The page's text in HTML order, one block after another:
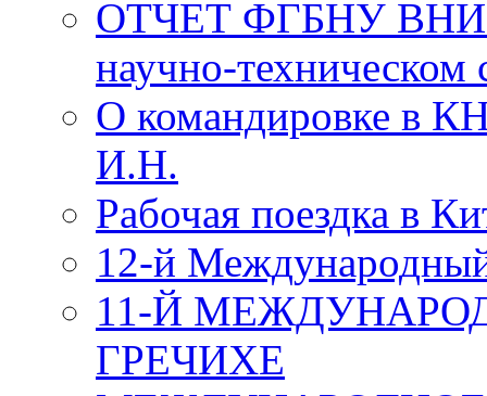
ОТЧЕТ ФГБНУ
научно-техническом
О командировке в
И.Н.
Рабочая поездка в
12-й
11-Й
ГРЕЧИХЕ